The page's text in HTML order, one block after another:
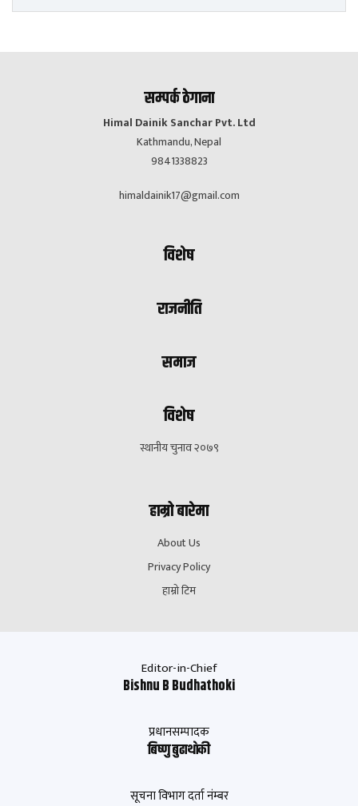
सम्पर्क ठेगाना
Himal Dainik Sanchar Pvt. Ltd
Kathmandu, Nepal
9841338823
himaldainik17@gmail.com
विशेष
राजनीति
समाज
विशेष
स्थानीय चुनाव २०७९
हाम्रो बारेमा
About Us
Privacy Policy
हाम्रो टिम
Editor-in-Chief
Bishnu B Budhathoki
प्रधानसम्पादक
बिष्णु बुढाथाेकी
सूचना विभाग दर्ता नंम्बर